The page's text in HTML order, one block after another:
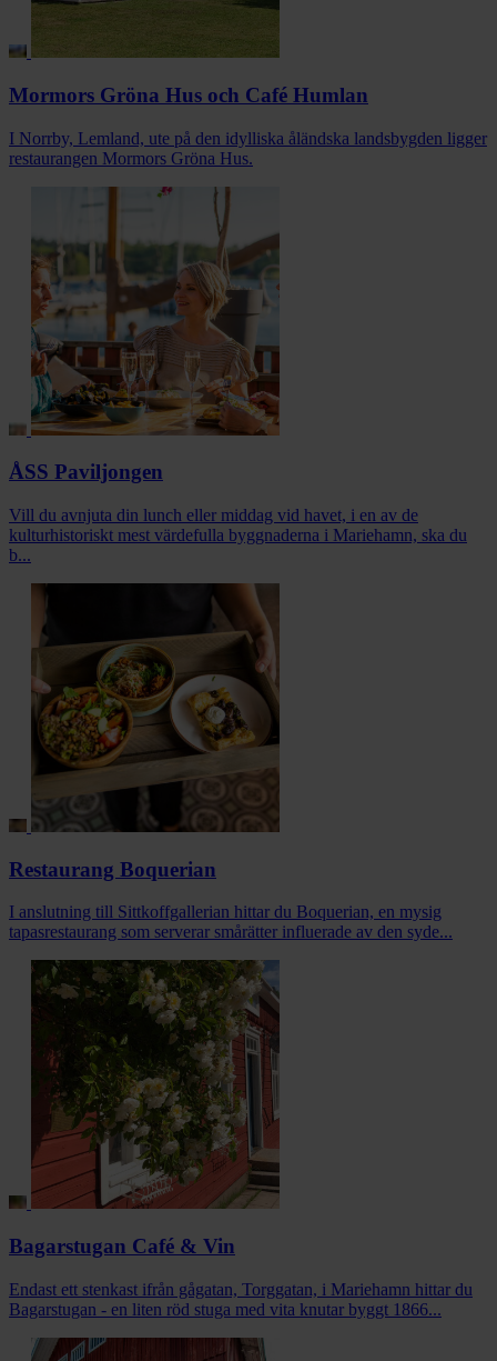
Mormors Gröna Hus och Café Humlan
I Norrby, Lemland, ute på den idylliska åländska landsbygden ligger
restaurangen Mormors Gröna Hus.
ÅSS Paviljongen
Vill du avnjuta din lunch eller middag vid havet, i en av de
kulturhistoriskt mest värdefulla byggnaderna i Mariehamn, ska du
b...
Restaurang Boquerian
I anslutning till Sittkoffgallerian hittar du Boquerian, en mysig
tapasrestaurang som serverar smårätter influerade av den syde...
Bagarstugan Café & Vin
Endast ett stenkast ifrån gågatan, Torggatan, i Mariehamn hittar du
Bagarstugan - en liten röd stuga med vita knutar byggt 1866...